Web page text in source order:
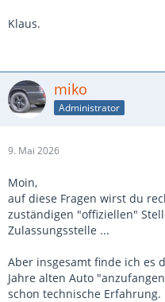
Klaus.
miko
Administrator
9. Mai 2026
Moin,
auf diese Fragen wirst du
zuständigen "offiziellen"
Zulassungsstelle ...
Aber insgesamt finde ich es
Jahre alten Auto
schon technische Erfahrung.